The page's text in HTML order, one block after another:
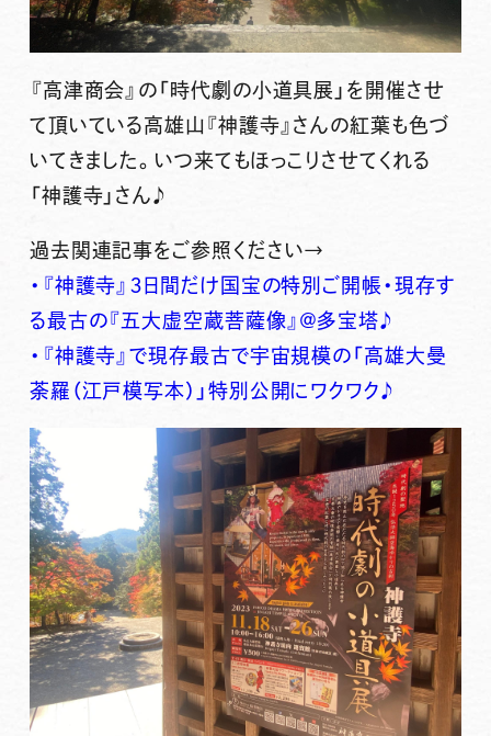
『高津商会』の「時代劇の小道具展」を開催させ
て頂いている高雄山『神護寺』さんの紅葉も色づ
いてきました。いつ来てもほっこりさせてくれる
「神護寺」さん♪
過去関連記事をご参照ください→
・『神護寺』３日間だけ国宝の特別ご開帳・現存す
る最古の『五大虚空蔵菩薩像』＠多宝塔♪
・『神護寺』で現存最古で宇宙規模の「高雄大曼
荼羅（江戸模写本）」特別公開にワクワク♪